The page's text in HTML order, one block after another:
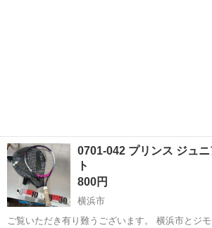
0701-042 プリンス ジュ
ト
800円
横浜市
ご覧いただき有り難うございます。 横浜市とジモティーが連携して運